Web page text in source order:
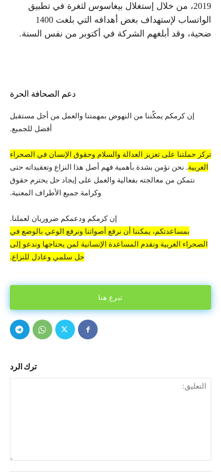
2019، من خلال إستغلال بيغاسوس لثغرة في تطبيق
الواتساب لإستهداف بعض أهدافه التي بلغت 1400
ضحية، وقد أبلغهم الشركة في أكتوبر من نفس السنة.
دعم الصحافة الحرة
إن كرمكم يمكّننا من النهوض بمهمتنا والعمل من أجل مستقبل
أفضل للجميع.
تركز حملتنا على تعزيز العدالة والسلام وحقوق الإنسان في الصحراء
الغربية. نحن نؤمن بشدة بأهمية فهم أصل هذا النزاع وتعقيداته حتى
نتمكن من معالجته بفعالية والعمل على إيجاد حل يحترم حقوق
وكرامة جميع الأطراف المعنية.
إن كرمكم ودعمكم ضروريان لعملنا.
بمساعدتكم، يمكننا أن نرفع أصواتنا ونرفع الوعي بالوضع في
الصحراء الغربية ونقدم المساعدة الإنسانية لمن يحتاجها وندعو إلى
حل سلمي وعادل للنزاع.
تبرع هنا
ترك الرد